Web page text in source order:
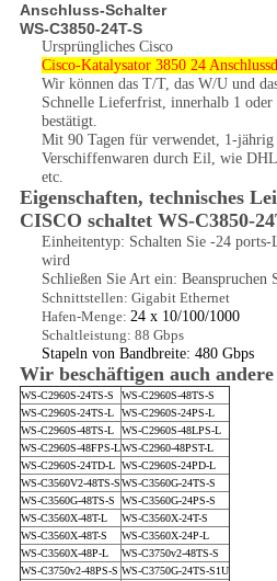
Anschluss-Schalter
WS-C3850-24T-S
Ursprüngliches Cisco
Cisco-Katalysator 3850 24
Wir können das T/T, das W/U und
Schnelle Lieferfrist, innerhalb 1 oder
bestätigt.
Mit 90 Tagen für verwendet, 1-jährig
Verschiffenwaren durch Eil, wie
etc.
Eigenschaften, technisches
CISCO schaltet WS-C3850-
Einheitentyp: Schalten Sie -24 ports-
wird
Schließen Sie Art ein: Beanspruchen
Schnittstellen: Gigabit Ethernet
Hafen-Menge: 24 x 10/100/1000
Schaltleistung: 88 Gbps
Stapeln von Bandbreite: 480 Gbps
Wir beschäftigen auch
WS-C2960S-24TS-S
WS-C2960S-48TS-S
WS-C2960S-24TS-L
WS-C2960S-24PS-L
WS-C2960S-48TS-L
WS-C2960S-48LPS-L
WS-C2960S-48FPS-LWS-C2960-48PST-L
WS-C2960S-24TD-L WS-C2960S-24PD-L
WS-C3560V2-48TS-SWS-C3560G-24TS-S
WS-C3560G-48TS-S
WS-C3560G-24PS-S
WS-C3560X-48T-L
WS-C3560X-24T-S
WS-C3560X-48T-S
WS-C3560X-24P-L
WS-C3560X-48P-L
WS-C3750v2-48TS-S
WS-C3750v2-48PS-S WS-C3750G-24TS-S1U